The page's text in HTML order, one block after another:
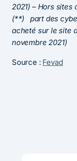
2021) – Hors sites
(**) part des
acheté sur le site
novembre 2021)
Source : Fevad